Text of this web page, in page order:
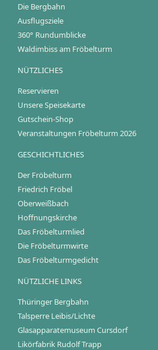
Die Bergbahn
Ausflugsziele
360° Rundumblicke
Waldimbiss am Fröbelturm
NÜTZLICHES
Reservieren
Unsere Speisekarte
Gutschein-Shop
Veranstaltungen Fröbelturm 2026
GESCHICHTLICHES
Der Fröbelturm
Friedrich Fröbel
Oberweißbach
Hoffnungskirche
Das Fröbelturmlied
Die Fröbelturmwirte
Das Fröbelturmgedicht
NÜTZLICHE LINKS
Thüringer Bergbahn
Talsperre Leibis/Lichte
Glasapparatemuseum Cursdorf
Likörfabrik Rudolf Trapp